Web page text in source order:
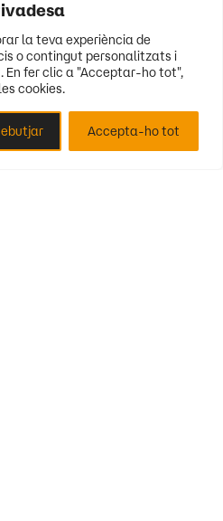
la teva experiència de
o contingut personalitzats i
fer clic a "Acceptar-ho tot",
cookies.
Accepta-ho tot